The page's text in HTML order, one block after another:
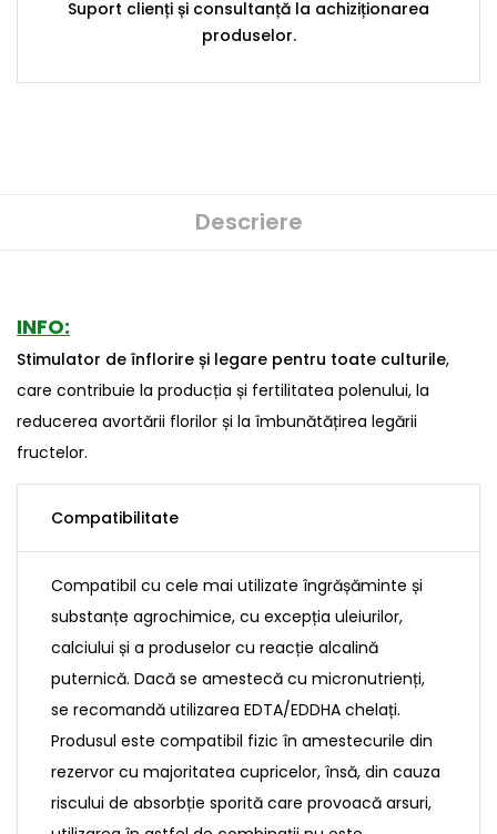
Suport clienți și consultanță la achiziționarea
produselor.
Descriere
INFO:
Stimulator de înflorire și legare pentru toate culturile,
care contribuie la producția și fertilitatea polenului, la
reducerea avortării florilor și la îmbunătățirea legării
fructelor.
Compatibilitate
Compatibil cu cele mai utilizate îngrășăminte și
substanțe agrochimice, cu excepția uleiurilor,
calciului și a produselor cu reacție alcalină
puternică. Dacă se amestecă cu micronutrienți,
se recomandă utilizarea EDTA/EDDHA chelați.
Produsul este compatibil fizic în amestecurile din
rezervor cu majoritatea cupricelor, însă, din cauza
riscului de absorbție sporită care provoacă arsuri,